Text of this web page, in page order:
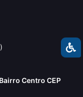
Centro CEP